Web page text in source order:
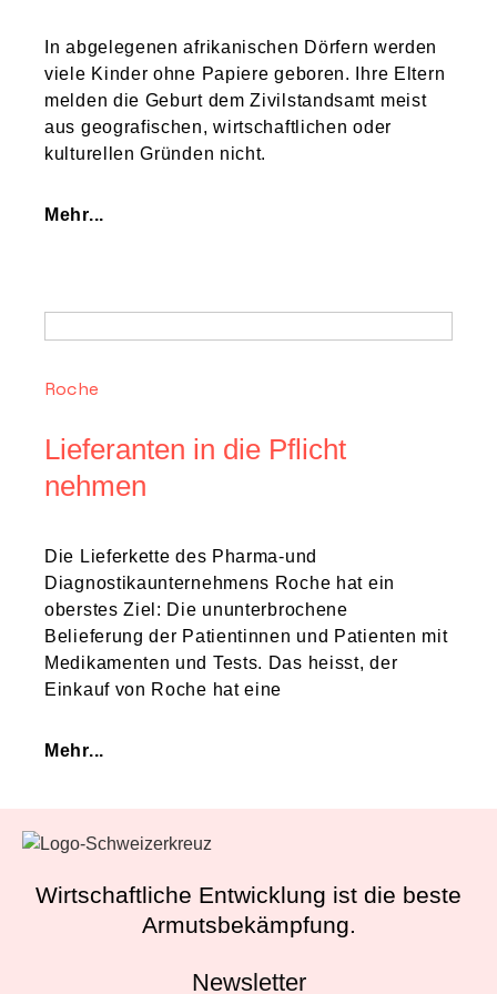
In abgelegenen afrikanischen Dörfern werden
viele Kinder ohne Papiere geboren. Ihre Eltern
melden die Geburt dem Zivilstandsamt meist
aus geografischen, wirtschaftlichen oder
kulturellen Gründen nicht.
Mehr...
Roche
Lieferanten in die Pflicht
nehmen
Die Lieferkette des Pharma-und
Diagnostikaunternehmens Roche hat ein
oberstes Ziel: Die ununterbrochene
Belieferung der Patientinnen und Patienten mit
Medikamenten und Tests. Das heisst, der
Einkauf von Roche hat eine
Mehr...
Wirtschaftliche Entwicklung ist die beste
Armutsbekämpfung.
Newsletter